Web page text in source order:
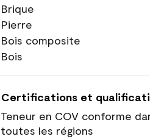
Brique
Pierre
Bois composite
Bois
Certifications et
Teneur en COV conforme
toutes les régions